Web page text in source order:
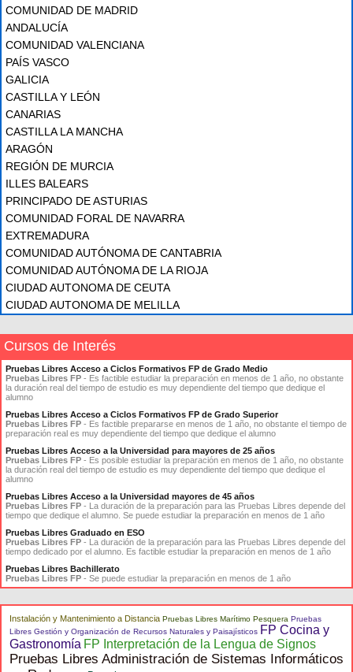
COMUNIDAD DE MADRID
ANDALUCÍA
COMUNIDAD VALENCIANA
PAÍS VASCO
GALICIA
CASTILLA Y LEÓN
CANARIAS
CASTILLA LA MANCHA
ARAGÓN
REGIÓN DE MURCIA
ILLES BALEARS
PRINCIPADO DE ASTURIAS
COMUNIDAD FORAL DE NAVARRA
EXTREMADURA
COMUNIDAD AUTÓNOMA DE CANTABRIA
COMUNIDAD AUTÓNOMA DE LA RIOJA
CIUDAD AUTONOMA DE CEUTA
CIUDAD AUTONOMA DE MELILLA
Cursos de Interés
Pruebas Libres Acceso a Ciclos Formativos FP de Grado Medio
Pruebas Libres FP - Es factible estudiar la preparación en menos de 1 año, no obstante
la duración real del tiempo de estudio es muy dependiente del tiempo que dedique el
alumno
Pruebas Libres Acceso a Ciclos Formativos FP de Grado Superior
Pruebas Libres FP - Es factible prepararse en menos de 1 año, no obstante el tiempo de
preparación real es muy dependiente del tiempo que dedique el alumno
Pruebas Libres Acceso a la Universidad para mayores de 25 años
Pruebas Libres FP - Es posible estudiar la preparación en menos de 1 año, no obstante
la duración real del tiempo de estudio es muy dependiente del tiempo que dedique el
alumno
Pruebas Libres Acceso a la Universidad mayores de 45 años
Pruebas Libres FP - La duración de la preparación para las Pruebas Libres depende del
tiempo que dedique el alumno. Se puede estudiar la preparación en menos de 1 año
Pruebas Libres Graduado en ESO
Pruebas Libres FP - La duración de la preparación para las Pruebas Libres depende del
tiempo dedicado por el alumno. Es factible estudiar la preparación en menos de 1 año
Pruebas Libres Bachillerato
Pruebas Libres FP - Se puede estudiar la preparación en menos de 1 año
Instalación y Mantenimiento a Distancia Pruebas Libres Marítimo Pesquera Pruebas
Libres Gestión y Organización de Recursos Naturales y Paisajísticos FP Cocina y
Gastronomía FP Interpretación de la Lengua de Signos
Pruebas Libres Administración de Sistemas Informáticos